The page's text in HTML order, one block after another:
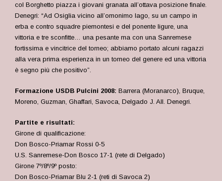
col Borghetto piazza i giovani granata all’ottava posizione finale.
Denegri: “Ad Osiglia vicino all’omonimo lago, su un campo in
erba e contro squadre piemontesi e del ponente ligure, una
vittoria e tre sconfitte… una pesante ma con una Sanremese
fortissima e vincitrice del torneo; abbiamo portato alcuni ragazzi
alla vera prima esperienza in un torneo del genere ed una vittoria
è segno più che positivo”.
Formazione USDB Pulcini 2008: Barrera (Moranarco), Bruque,
Moreno, Guzman, Ghaffari, Savoca, Delgado J. All. Denegri.
Partite e risultati:
Girone di qualificazione:
Don Bosco-Priamar Rossi 0-5
U.S. Sanremese-Don Bosco 17-1 (rete di Delgado)
Girone 7º/8º/9º posto:
Don Bosco-Priamar Blu 2-1 (reti di Savoca 2)